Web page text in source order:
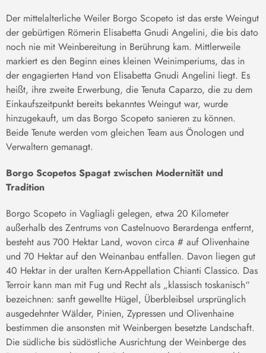
Der mittelalterliche Weiler Borgo Scopeto ist das erste Weingut
der gebürtigen Römerin Elisabetta Gnudi Angelini, die bis dato
noch nie mit Weinbereitung in Berührung kam. Mittlerweile
markiert es den Beginn eines kleinen Weinimperiums, das in
der engagierten Hand von Elisabetta Gnudi Angelini liegt. Es
heißt, ihre zweite Erwerbung, die Tenuta Caparzo, die zu dem
Einkaufszeitpunkt bereits bekanntes Weingut war, wurde
hinzugekauft, um das Borgo Scopeto sanieren zu können.
Beide Tenute werden vom gleichen Team aus Önologen und
Verwaltern gemanagt.
Borgo Scopetos Spagat zwischen Modernität und
Tradition
Borgo Scopeto in Vagliagli gelegen, etwa 20 Kilometer
außerhalb des Zentrums von Castelnuovo Berardenga entfernt,
besteht aus 700 Hektar Land, wovon circa # auf Olivenhaine
und 70 Hektar auf den Weinanbau entfallen. Davon liegen gut
40 Hektar in der uralten Kern-Appellation Chianti Classico. Das
Terroir kann man mit Fug und Recht als „klassisch toskanisch“
bezeichnen: sanft gewellte Hügel, Überbleibsel ursprünglich
ausgedehnter Wälder, Pinien, Zypressen und Olivenhaine
bestimmen die ansonsten mit Weinbergen besetzte Landschaft.
Die südliche bis südöstliche Ausrichtung der Weinberge des